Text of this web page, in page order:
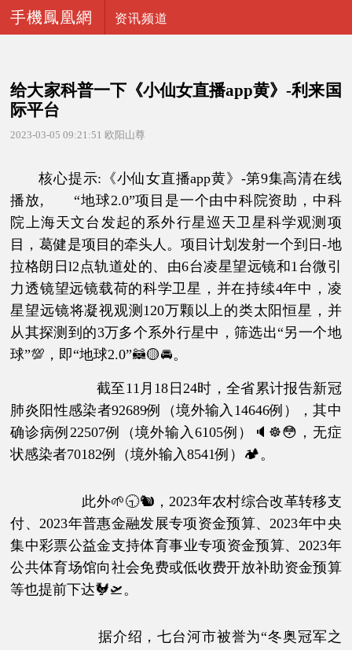
手機鳳凰網 资讯频道
给大家科普一下《小仙女直播app黄》-利来国
际平台
2023-03-05 09:21:51 欧阳山尊
核心提示:《小仙女直播app黄》-第9集高清在线
播放, “地球2.0”项目是一个由中科院资助，中科
院上海天文台发起的系外行星巡天卫星科学观测项
目，葛健是项目的牵头人。项目计划发射一个到日-地
拉格朗日l2点轨道处的、由6台凌星望远镜和1台微引
力透镜望远镜载荷的科学卫星，并在持续4年中，凌
星望远镜将凝视观测120万颗以上的类太阳恒星，并
从其探测到的3万多个系外行星中，筛选出“另一个地
球”💯，即“地球2.0”🦝🟡🚘。
截至11月18日24时，全省累计报告新冠
肺炎阳性感染者92689例（境外输入14646例），其中
确诊病例22507例（境外输入6105例）🔈☸😳，无症
状感染者70182例（境外输入8541例）🏕。
此外🌱🕤🐿，2023年农村综合改革转移支
付、2023年普惠金融发展专项资金预算、2023年中央
集中彩票公益金支持体育事业专项资金预算、2023年
公共体育场馆向社会免费或低收费开放补助资金预算
等也提前下达🐓🛫。
据介绍，七台河市被誉为“冬奥冠军之